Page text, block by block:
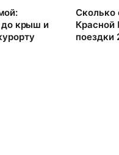
до крыш и
Сколько
Красной
поездки